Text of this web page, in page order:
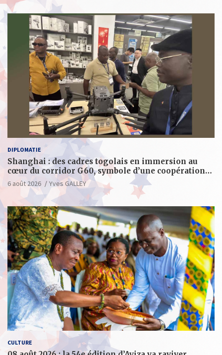
DIPLOMATIE
Shanghai : des cadres togolais en immersion au
cœur du corridor G60, symbole d’une coopération
sino-togolaise axée sur l’excellence et le leadership
d’impact
6 août 2026 Yves GALLEY
CULTURE